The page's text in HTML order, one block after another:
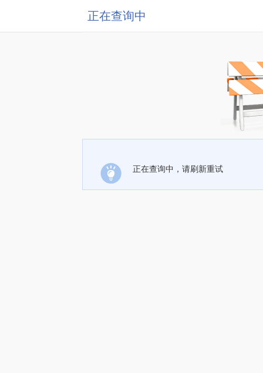
正在查询中
正在查询中，请刷新重试